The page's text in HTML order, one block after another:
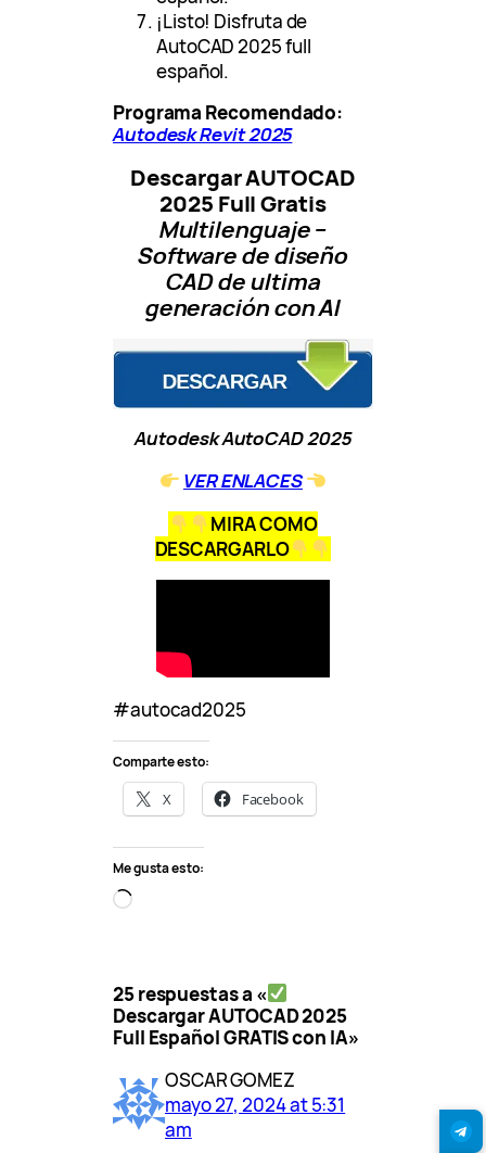
¡Listo! Disfruta de
AutoCAD 2025 full
español.
Programa Recomendado:
Autodesk Revit 2025
Descargar AUTOCAD
2025 Full Gratis
Multilenguaje –
Software de diseño
CAD de ultima
generación con AI
Autodesk AutoCAD 2025
VER ENLACES
MIRA COMO
DESCARGARLO
#autocad2025
Comparte esto:
X Facebook
Me gusta esto:
C
a
n
d
o
…
25 respuestas a «
Descargar AUTOCAD 2025
Full Español GRATIS con IA»
OSCAR GOMEZ
mayo 27, 2024 at 5:31
am